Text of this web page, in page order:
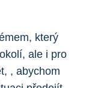
který
ale i pro
, abychom